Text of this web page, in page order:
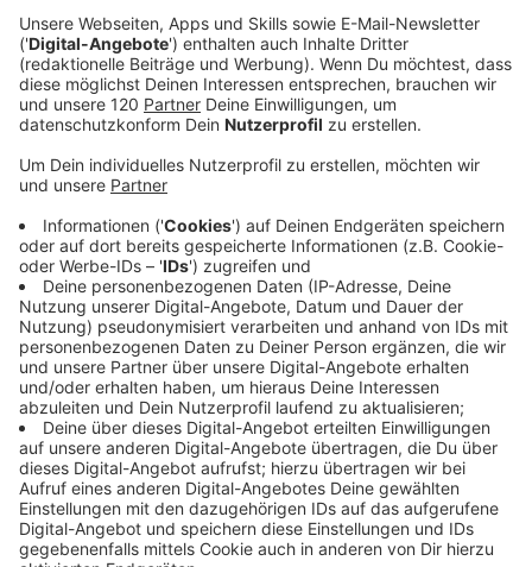
gekommen, wo du deiner eigenen Marke untreu
wirstoder deiner eigenen Positionierung untreu
wirst.
Jetzt mach ich es spannend, aber löse es auf. Auf
was spiel ich auch?
Ja, ja, das ist natürlich… Heute habe ich gepostet,
ich mache eine Ausnahme.
Genau.Und meine zweite Leidenschaft spielt die
erste Geigen.
Das heißt, diesmal keine Familienunternehmen aus
Südösterreich,sondern ich helfe dem MAG Center
mit Ideen und Gedanken für ein Bike Festival.
Mhm.
[20:05] Und was ist die Leidenschaft daran? Ich habe
dann als Experiment vor 12, 13 Jahren
angefangen,mit dem Rad in die Arbeit zu fahren.
Meine Frau hat mich ausgelacht und gesagt, ja,
ja,ich werde das schon noch zeigen. Ich werde das
durchziehen. Also das war vor 13 Jahrenund ich bin